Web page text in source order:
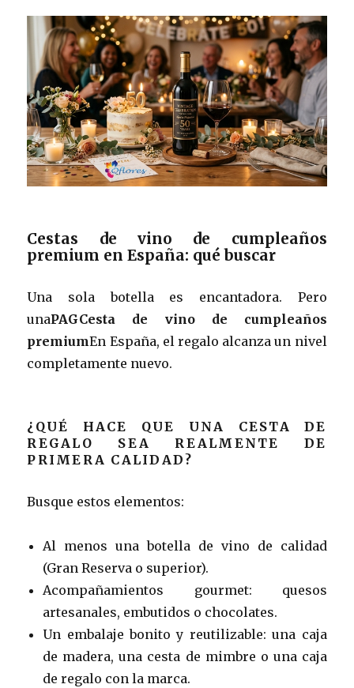
Cestas de vino de cumpleaños
premium en España: qué buscar
Una sola botella es encantadora. Pero
unaPAGCesta de vino de cumpleaños
premiumEn España, el regalo alcanza un nivel
completamente nuevo.
¿QUÉ HACE QUE UNA CESTA DE
REGALO SEA REALMENTE DE
PRIMERA CALIDAD?
Busque estos elementos:
Al menos una botella de vino de calidad
(Gran Reserva o superior).
Acompañamientos gourmet: quesos
artesanales, embutidos o chocolates.
Un embalaje bonito y reutilizable: una caja
de madera, una cesta de mimbre o una caja
de regalo con la marca.